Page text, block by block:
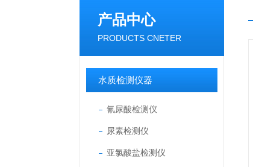
产品中心
PRODUCTS CNETER
水质检测仪器
氰尿酸检测仪
尿素检测仪
亚氯酸盐检测仪